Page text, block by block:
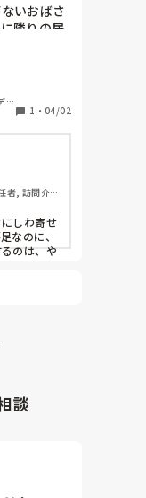
いおばさ
隣りの居
について
ら時間の
床介助終
介助せ
中にどこ
れでも２
っていた
にカンフ
てますけ
すよね⁇っ
を説明。
らりくら
。
イ
1 ・ 04/02
者, 訪問介
しわ寄せ
なのに、
のは、や
談